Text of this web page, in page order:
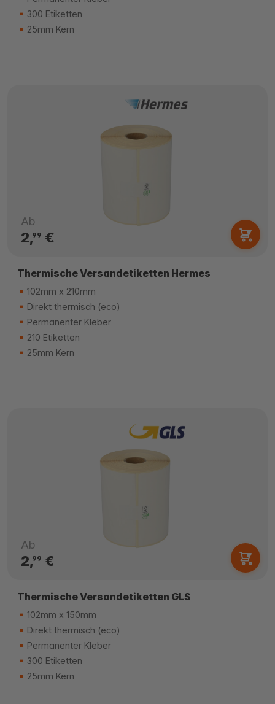
300 Etiketten
25mm Kern
Ab
2,99 €
Thermische Versandetiketten Hermes
102mm x 210mm
Direkt thermisch (eco)
Permanenter Kleber
210 Etiketten
25mm Kern
Ab
2,99 €
Thermische Versandetiketten GLS
102mm x 150mm
Direkt thermisch (eco)
Permanenter Kleber
300 Etiketten
25mm Kern